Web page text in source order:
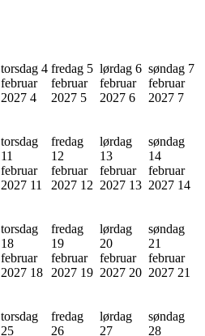
torsdag 4
februar
2027 4
fredag 5
februar
2027 5
lørdag 6
februar
2027 6
søndag 7
februar
2027 7
torsdag
11
februar
2027 11
fredag
12
februar
2027 12
lørdag
13
februar
2027 13
søndag
14
februar
2027 14
torsdag
18
februar
2027 18
fredag
19
februar
2027 19
lørdag
20
februar
2027 20
søndag
21
februar
2027 21
torsdag
25
fredag
26
lørdag
27
søndag
28